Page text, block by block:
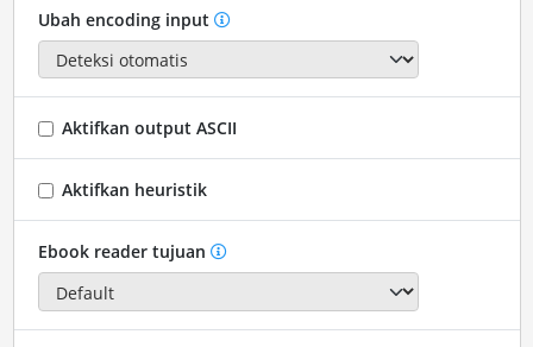
Ubah encoding input
Aktifkan output ASCII
Aktifkan heuristik
Ebook reader tujuan